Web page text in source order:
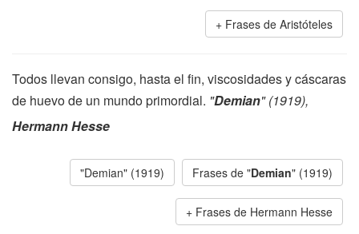
Frases de Aristóteles
Todos llevan consigo, hasta el fin, viscosidades y cáscaras
de huevo de un mundo primordial. "Demian" (1919),
Hermann Hesse
"Demian" (1919) Frases de "Demian" (1919)
Frases de Hermann Hesse